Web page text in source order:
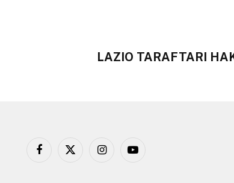
LAZIO TARAFTARI
Facebook
X
InstagramYouTube